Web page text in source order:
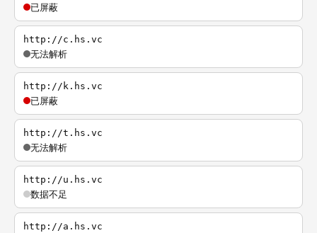
已屏蔽
http://c.hs.vc
无法解析
http://k.hs.vc
已屏蔽
http://t.hs.vc
无法解析
http://u.hs.vc
数据不足
http://a.hs.vc